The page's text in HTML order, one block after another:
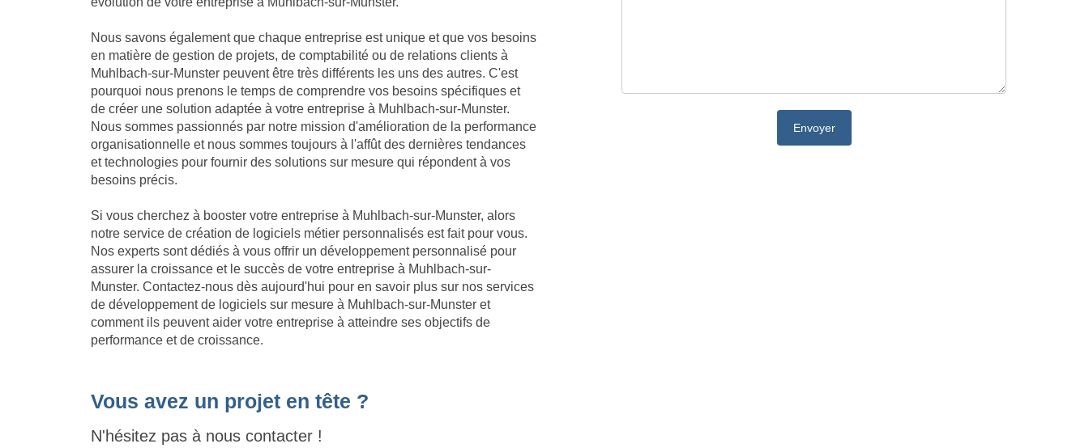
Nous savons également que chaque entreprise est unique et que vos besoins
en matière de gestion de projets, de comptabilité ou de relations clients à
Muhlbach-sur-Munster peuvent être très différents les uns des autres. C'est
pourquoi nous prenons le temps de comprendre vos besoins spécifiques et
de créer une solution adaptée à votre entreprise à Muhlbach-sur-Munster.
Nous sommes passionnés par notre mission d'amélioration de la performance
organisationnelle et nous sommes toujours à l'affût des dernières tendances
et technologies pour fournir des solutions sur mesure qui répondent à vos
besoins précis.
Si vous cherchez à booster votre entreprise à Muhlbach-sur-Munster, alors
notre service de création de logiciels métier personnalisés est fait pour vous.
Nos experts sont dédiés à vous offrir un développement personnalisé pour
assurer la croissance et le succès de votre entreprise à Muhlbach-sur-
Munster. Contactez-nous dès aujourd'hui pour en savoir plus sur nos services
de développement de logiciels sur mesure à Muhlbach-sur-Munster et
comment ils peuvent aider votre entreprise à atteindre ses objectifs de
performance et de croissance.
Vous avez un projet en tête ?
N'hésitez pas à nous contacter !